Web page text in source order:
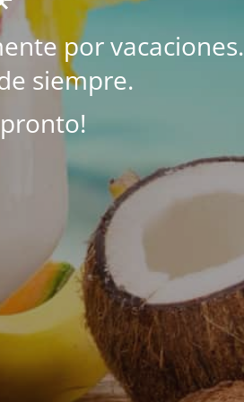
por vacaciones.
siempre.